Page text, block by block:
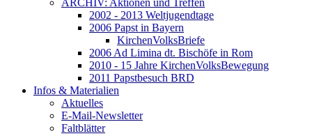
ARCHIV: Aktionen und Treffen
2002 - 2013 Weltjugendtage
2006 Papst in Bayern
KirchenVolksBriefe
2006 Ad Limina dt. Bischöfe in Rom
2010 - 15 Jahre KirchenVolksBewegung
2011 Papstbesuch BRD
Infos & Materialien
Aktuelles
E-Mail-Newsletter
Faltblätter